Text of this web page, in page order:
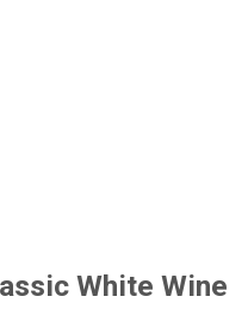
White Wine